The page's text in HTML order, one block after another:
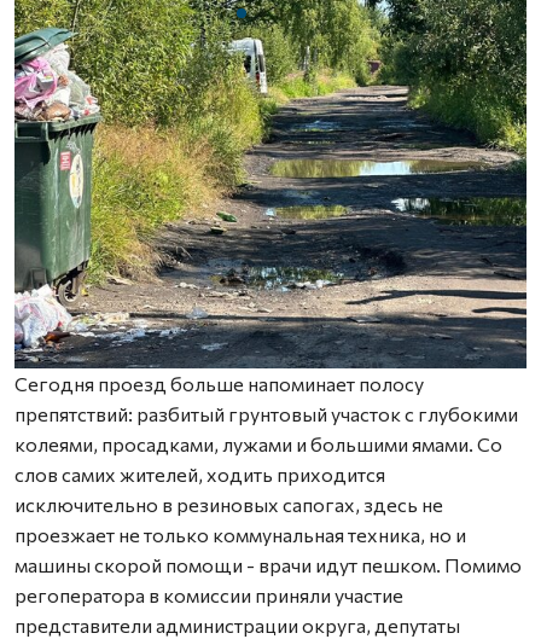
Сегодня проезд больше напоминает полосу
препятствий: разбитый грунтовый участок с глубокими
колеями, просадками, лужами и большими ямами. Со
слов самих жителей, ходить приходится
исключительно в резиновых сапогах, здесь не
проезжает не только коммунальная техника, но и
машины скорой помощи - врачи идут пешком. Помимо
регоператора в комиссии приняли участие
представители администрации округа, депутаты